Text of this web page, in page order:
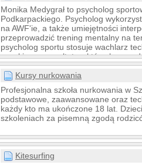
Monika Medygrał to psycholog
Podkarpackiego. Psycholog
na AWF'ie, a także umiejętności
przeprowadzić trening mentalny na
psycholog sportu stosuje wachlarz
oczekiwane rezultaty z których są
szczegóły współpracy.
Kursy nurkowania
Profesjonalna szkoła nurkowania w
podstawowe, zaawansowane oraz
każdy kto ma ukończone 18 lat.
szkoleniach za pisemną zgodą
Kitesurfing